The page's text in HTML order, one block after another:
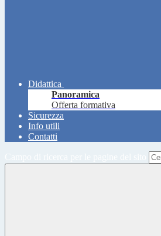
Didattica
Panoramica
Offerta formativa
Sicurezza
Info utili
Contatti